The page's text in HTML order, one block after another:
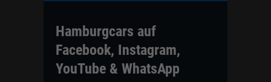
Hamburgcars auf
Facebook, Instagram,
YouTube & WhatsApp